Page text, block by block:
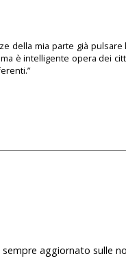
della mia parte già pulsare
è intelligente opera dei
aggiornato sulle